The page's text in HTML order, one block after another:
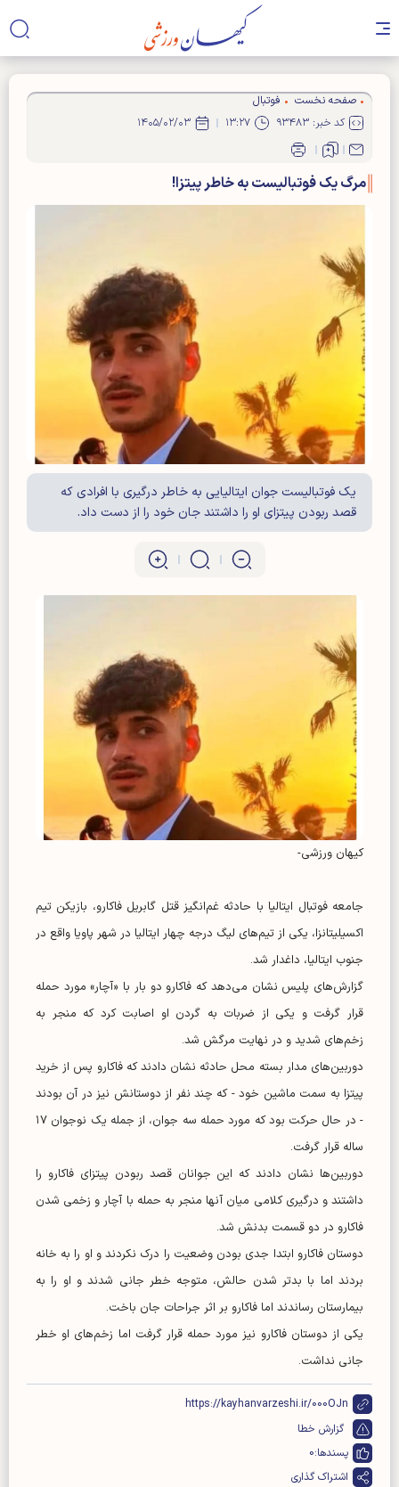
صفحه نخست
فوتبال
کد خبر: ۹۳۴۸۳
۱۳:۲۷ ۱۴۰۵/۰۲/۰۳
مرگ یک فوتبالیست به خاطر پیتزا!
یک فوتبالیست جوان ایتالیایی به خاطر درگیری با افرادی که
قصد ربودن پیتزای او را داشتند جان خود را از دست داد.
کیهان ورزشی-
جامعه فوتبال ایتالیا با حادثه غم‌انگیز قتل گابریل فاکارو، بازیکن تیم
اکسیلیتانزا، یکی از تیم‌های لیگ درجه چهار ایتالیا در شهر پاویا واقع در
جنوب ایتالیا، داغدار شد.
گزارش‌های پلیس نشان می‌دهد که فاکارو دو بار با «آچار» مورد حمله
قرار گرفت و یکی از ضربات به گردن او اصابت کرد که منجر به
زخم‌های شدید و در نهایت مرگش شد.
دوربین‌های مدار بسته محل حادثه نشان دادند که فاکارو پس از خرید
پیتزا به سمت ماشین خود - که چند نفر از دوستانش نیز در آن بودند
- در حال حرکت بود که مورد حمله سه جوان، از جمله یک نوجوان ۱۷
ساله قرار گرفت.
دوربین‌ها نشان دادند که این جوانان قصد ربودن پیتزای فاکارو را
داشتند و درگیری کلامی میان آنها منجر به حمله با آچار و زخمی شدن
فاکارو در دو قسمت بدنش شد.
دوستان فاکارو ابتدا جدی بودن وضعیت را درک نکردند و او را به خانه
بردند اما با بدتر شدن حالش، متوجه خطر جانی شدند و او را به
بیمارستان رساندند اما فاکارو بر اثر جراحات جان باخت.
یکی از دوستان فاکارو نیز مورد حمله قرار گرفت اما زخم‌های او خطر
جانی نداشت.
https://kayhanvarzeshi.ir/000OJn
گزارش خطا
پسندها:0
اشتراک گذاری